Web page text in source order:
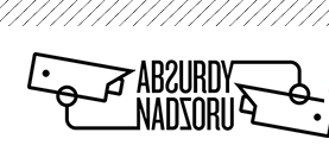
Przejdź
treści